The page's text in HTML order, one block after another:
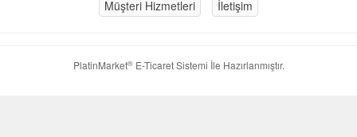
Müşteri Hizmetleri İletişim
PlatinMarket®E-Ticaret Sistemi İle Hazırlanmıştır.